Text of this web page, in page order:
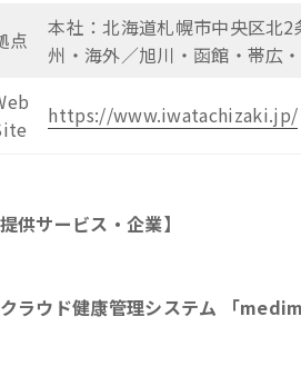
点
本社：北海道札幌市中央区北
州・海外／旭川・函館・帯広
https://www.iwatachizaki.jp/
提供サービス・企業】
ラウド健康管理システム 「